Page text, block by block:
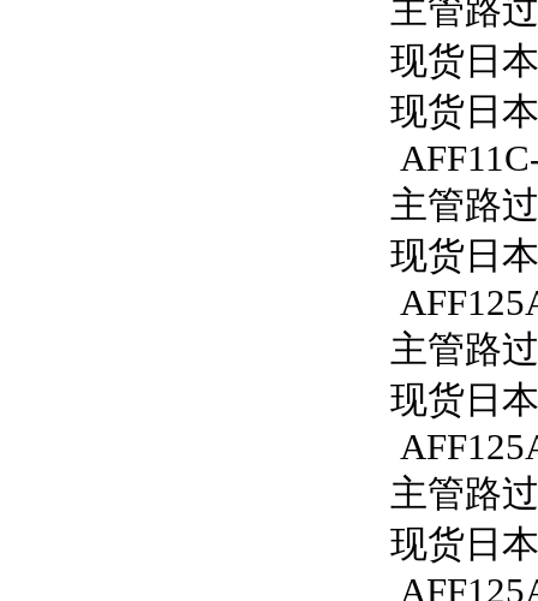
主管路
现货日
现货日
主管路
现货日
主管路
现货日
主管路
现货日